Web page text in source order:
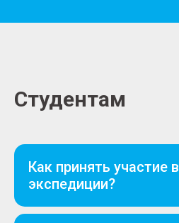
Студентам
Как принять участие в
экспедиции?